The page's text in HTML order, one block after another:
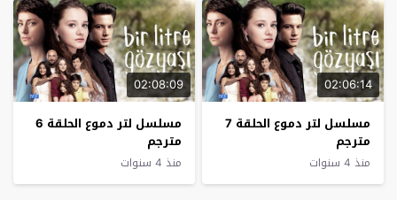
02:06:14
مسلسل لتر دموع الحلقة 7
مترجم
منذ 4 سنوات
02:08:09
مسلسل لتر دموع الحلقة 6
مترجم
منذ 4 سنوات